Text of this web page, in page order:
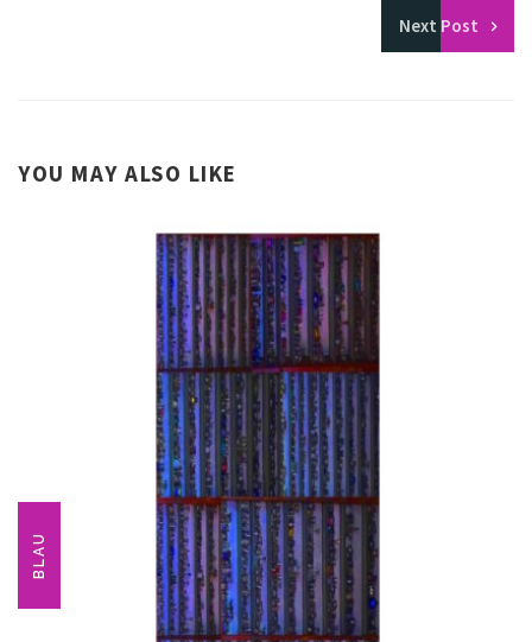
Next Post
YOU MAY ALSO LIKE
BLAU